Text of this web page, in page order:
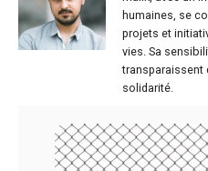
humaines, se
projets et
vies. Sa
transparaissent
solidarité.